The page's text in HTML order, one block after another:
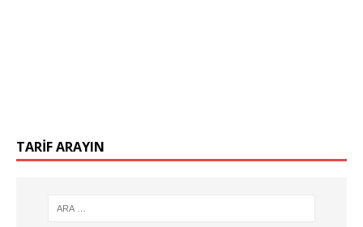
TARIF ARAYIN